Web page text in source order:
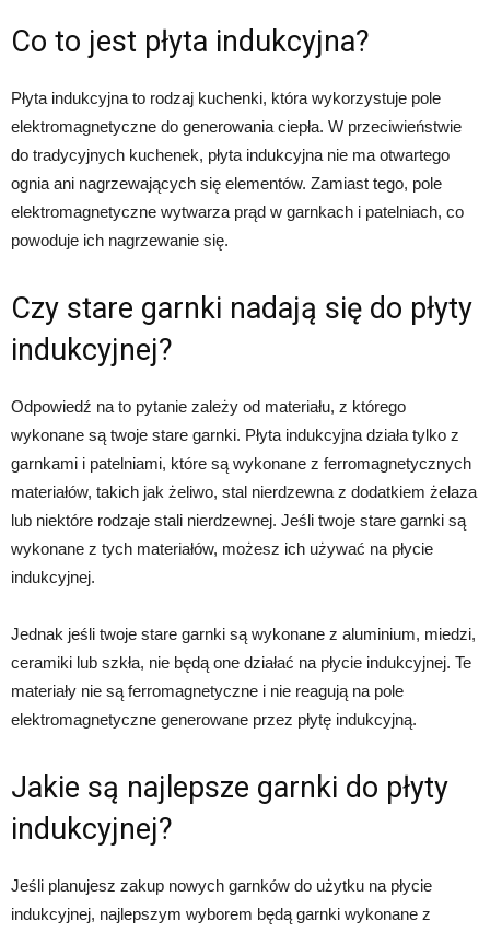
Co to jest płyta indukcyjna?
Płyta indukcyjna to rodzaj kuchenki, która wykorzystuje pole
elektromagnetyczne do generowania ciepła. W przeciwieństwie
do tradycyjnych kuchenek, płyta indukcyjna nie ma otwartego
ognia ani nagrzewających się elementów. Zamiast tego, pole
elektromagnetyczne wytwarza prąd w garnkach i patelniach, co
powoduje ich nagrzewanie się.
Czy stare garnki nadają się do płyty
indukcyjnej?
Odpowiedź na to pytanie zależy od materiału, z którego
wykonane są twoje stare garnki. Płyta indukcyjna działa tylko z
garnkami i patelniami, które są wykonane z ferromagnetycznych
materiałów, takich jak żeliwo, stal nierdzewna z dodatkiem żelaza
lub niektóre rodzaje stali nierdzewnej. Jeśli twoje stare garnki są
wykonane z tych materiałów, możesz ich używać na płycie
indukcyjnej.
Jednak jeśli twoje stare garnki są wykonane z aluminium, miedzi,
ceramiki lub szkła, nie będą one działać na płycie indukcyjnej. Te
materiały nie są ferromagnetyczne i nie reagują na pole
elektromagnetyczne generowane przez płytę indukcyjną.
Jakie są najlepsze garnki do płyty
indukcyjnej?
Jeśli planujesz zakup nowych garnków do użytku na płycie
indukcyjnej, najlepszym wyborem będą garnki wykonane z